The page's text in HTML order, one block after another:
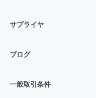
サプライヤ
ブログ
一般取引条件